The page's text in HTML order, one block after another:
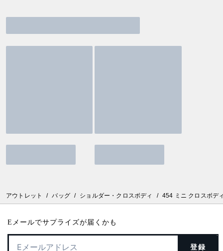
アウトレット / バッグ / ショルダー・クロスボディ / 454 ミニ クロスボデ
Eメールでサプライズが届くかも
登録